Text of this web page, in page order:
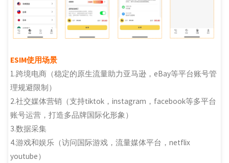
ESIM使用场景
1.跨境电商（稳定的原生流量助力亚马逊，eBay等平台账号管
理规避限制）
2.社交媒体营销（支持tiktok，instagram，facebook等多平台
账号运营，打造多品牌国际化形象）
3.数据采集
4.游戏和娱乐（访问国际游戏，流量媒体平台，netflix
youtube）